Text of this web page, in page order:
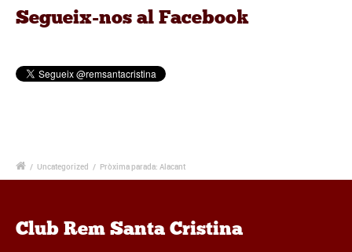
Segueix-nos al Facebook
/ Uncategorized / Pròxima parada: Alacant
Club Rem Santa Cristina